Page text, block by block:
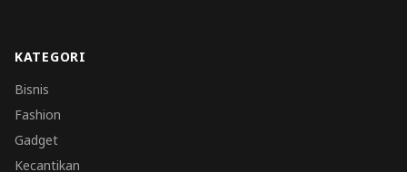
KATEGORI
Bisnis
Fashion
Gadget
Kecantikan